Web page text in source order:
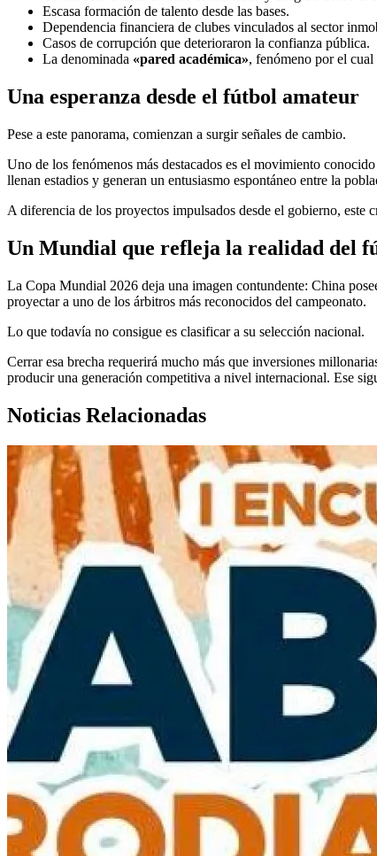
Escasa formación de talento desde las bases.
Dependencia financiera de clubes vinculados al sector
Casos de corrupción que deterioraron la confianza pública.
La denominada «pared académica», fenómeno por el
Una esperanza desde el fútbol amateur
Pese a este panorama, comienzan a surgir señales de cambio.
Uno de los fenómenos más destacados es el movimiento
llenan estadios y generan un entusiasmo espontáneo entre la
A diferencia de los proyectos impulsados desde el gobierno, este
Un Mundial que refleja la realidad del
La Copa Mundial 2026 deja una imagen contundente: China
proyectar a uno de los árbitros más reconocidos del campeonato.
Lo que todavía no consigue es clasificar a su selección nacional.
Cerrar esa brecha requerirá mucho más que inversiones
producir una generación competitiva a nivel internacional. Ese
Noticias Relacionadas